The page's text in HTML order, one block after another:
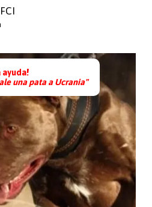
ayuda!
una pata a Ucrania"